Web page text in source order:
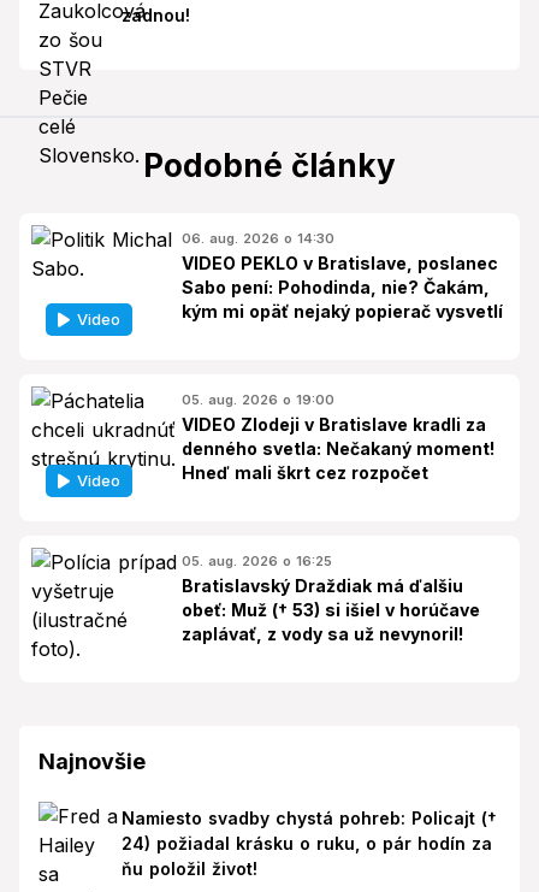
zadnou!
Podobné články
Video
06. aug. 2026 o 14:30
VIDEO PEKLO v Bratislave, poslanec
Sabo pení: Pohodinda, nie? Čakám,
kým mi opäť nejaký popierač vysvetlí
Video
05. aug. 2026 o 19:00
VIDEO Zlodeji v Bratislave kradli za
denného svetla: Nečakaný moment!
Hneď mali škrt cez rozpočet
05. aug. 2026 o 16:25
Bratislavský Draždiak má ďalšiu
obeť: Muž († 53) si išiel v horúčave
zaplávať, z vody sa už nevynoril!
Najnovšie
Namiesto svadby chystá pohreb: Policajt (†
24) požiadal krásku o ruku, o pár hodín za
ňu položil život!